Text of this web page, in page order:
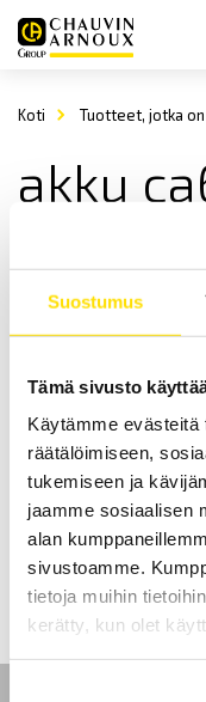
Suostumus
Tämä sivusto
Käytämme
räätälöimiseen,
tukemiseen ja
jaamme sosiaalisen
alan
sivustoamme.
tietoja muihin
kerätty, kun olet
Koti Tuotteet, jotka on
akku
Akku Scopix,
Akku